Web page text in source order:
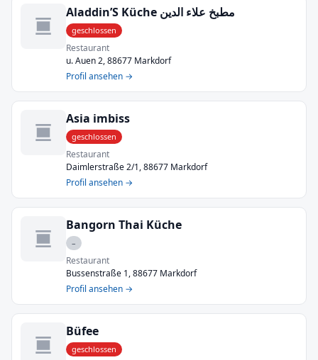
Aladdin’S Küche مطبخ علاء الدين
geschlossen
Restaurant
u. Auen 2, 88677 Markdorf
Profil ansehen →
Asia imbiss
geschlossen
Restaurant
Daimlerstraße 2/1, 88677 Markdorf
Profil ansehen →
Bangorn Thai Küche
–
Restaurant
Bussenstraße 1, 88677 Markdorf
Profil ansehen →
Büfee
geschlossen